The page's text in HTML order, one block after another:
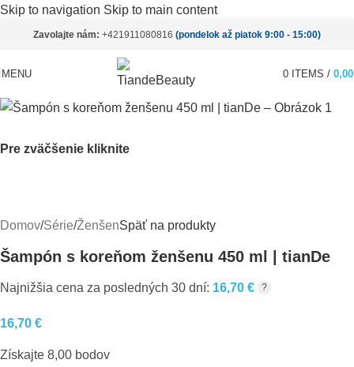
Skip to navigation Skip to main content
Zavolajte nám: +421911080816 (pondelok až piatok 9:00 - 15:00)
MENU 0 ITEMS /
Pre zväčšenie kliknite
Domov/Série/ŽenšenSpäť na produkty
Šampón s koreňom ženšenu 450 ml | tianDe
Najnižšia cena za posledných 30 dní: 16,70 € ?
16,70 €
Získajte 8,00 bodov